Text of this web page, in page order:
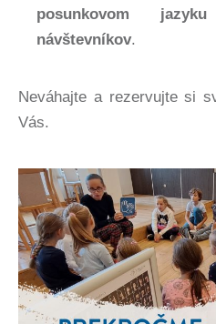
posunkovom
návštevníkov.
Neváhajte a rezervujte si
Vás.